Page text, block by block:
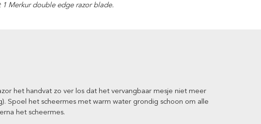
Merkur double edge razor blade.
het handvat zo ver los dat het vervangbaar mesje niet meer
Spoel het scheermes met warm water grondig schoon om alle
het scheermes.